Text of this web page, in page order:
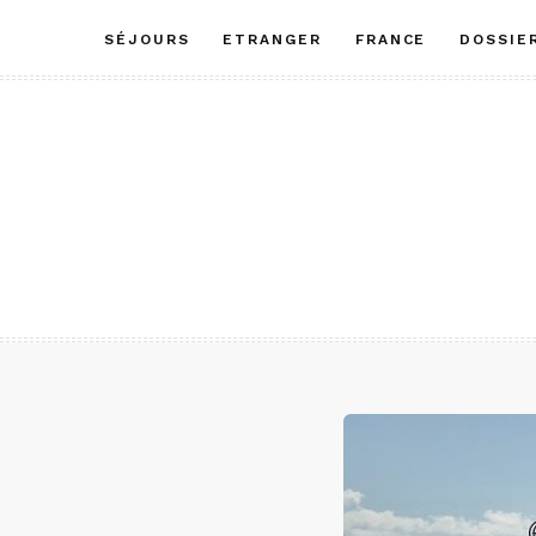
contenu
SÉJOURS ETRANGER FRANCE